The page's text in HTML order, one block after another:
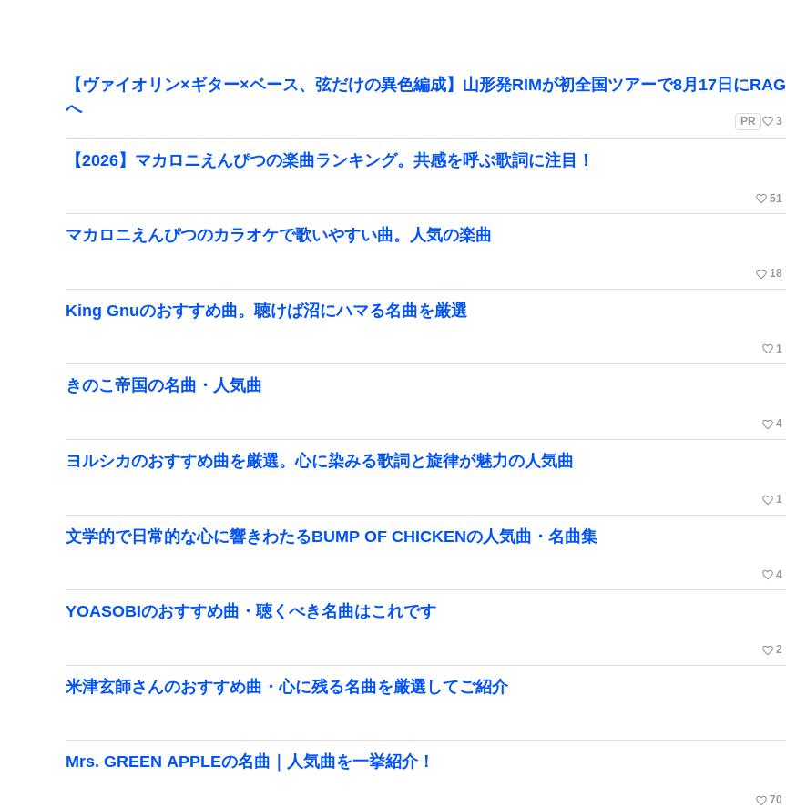
【ヴァイオリン×ギター×ベース、弦だけの異色編成】山形発RIMが初全国ツアーで8月17日にRAG
へ
PR favorite_border 3
【2026】マカロニえんぴつの楽曲ランキング。共感を呼ぶ歌詞に注目！
favorite_border 51
マカロニえんぴつのカラオケで歌いやすい曲。人気の楽曲
favorite_border 18
King Gnuのおすすめ曲。聴けば沼にハマる名曲を厳選
favorite_border 1
きのこ帝国の名曲・人気曲
favorite_border 4
ヨルシカのおすすめ曲を厳選。心に染みる歌詞と旋律が魅力の人気曲
favorite_border 1
文学的で日常的な心に響きわたるBUMP OF CHICKENの人気曲・名曲集
favorite_border 4
YOASOBIのおすすめ曲・聴くべき名曲はこれです
favorite_border 2
米津玄師さんのおすすめ曲・心に残る名曲を厳選してご紹介
Mrs. GREEN APPLEの名曲｜人気曲を一挙紹介！
favorite_border 70